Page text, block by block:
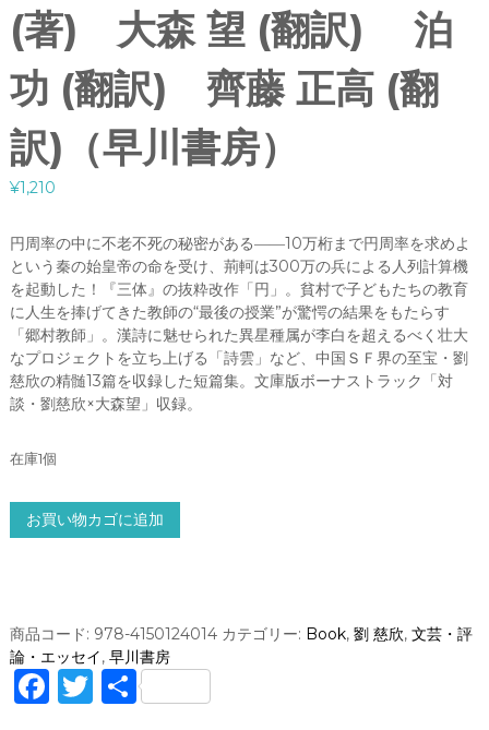
(著) 大森 望 (翻訳) 泊
功 (翻訳) 齊藤 正高 (翻
訳)（早川書房）
¥1,210
円周率の中に不老不死の秘密がある――10万桁まで円周率を求めよ
という秦の始皇帝の命を受け、荊軻は300万の兵による人列計算機
を起動した！『三体』の抜粋改作「円」。貧村で子どもたちの教育
に人生を捧げてきた教師の“最後の授業”が驚愕の結果をもたらす
「郷村教師」。漢詩に魅せられた異星種属が李白を超えるべく壮大
なプロジェクトを立ち上げる「詩雲」など、中国ＳＦ界の至宝・劉
慈欣の精髄13篇を収録した短篇集。文庫版ボーナストラック「対
談・劉慈欣×大森望」収録。
在庫1個
:
短
篇
集
お買い物カゴに追加
商品コード: 978-4150124014 カテゴリー: Book, 劉 慈欣, 文芸・評
論・エッセイ, 早川書房
F T 共